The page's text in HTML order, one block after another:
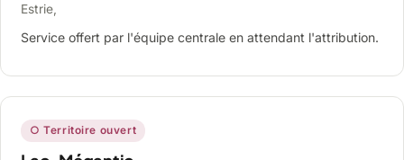
Estrie,
Service offert par l'équipe centrale en attendant l'attribution.
○ Territoire ouvert